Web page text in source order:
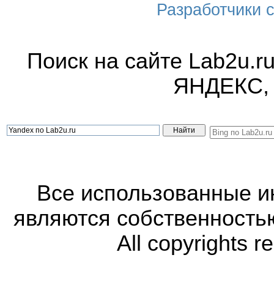
Разработчики
Поиск на сайте
ЯНДЕКС,
Все использованные
являются
All copyrights